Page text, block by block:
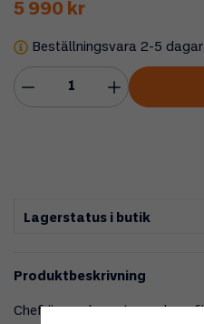
5 990 kr
Beställningsvara 2-5 dagar
Lagerstatus i butik
Produktbeskrivning
Chef är en elegant